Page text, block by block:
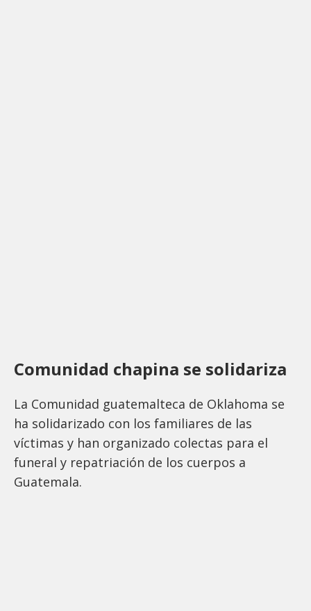
Comunidad chapina se solidariza
La Comunidad guatemalteca de Oklahoma se
ha solidarizado con los familiares de las
víctimas y han organizado colectas para el
funeral y repatriación de los cuerpos a
Guatemala.